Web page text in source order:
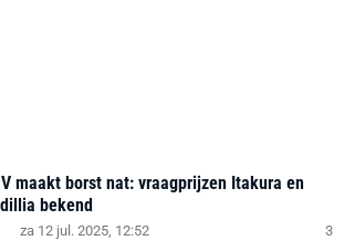
maakt borst nat: vraagprijzen Itakura en
bekend
za 12 jul. 2025, 12:52 3